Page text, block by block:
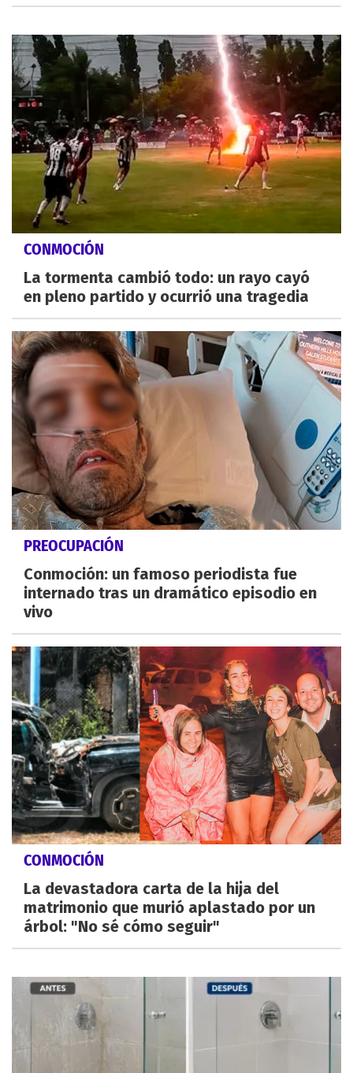
CONMOCIÓN
La tormenta cambió todo: un rayo cayó
en pleno partido y ocurrió una tragedia
PREOCUPACIÓN
Conmoción: un famoso periodista fue
internado tras un dramático episodio en
vivo
CONMOCIÓN
La devastadora carta de la hija del
matrimonio que murió aplastado por un
árbol: "No sé cómo seguir"